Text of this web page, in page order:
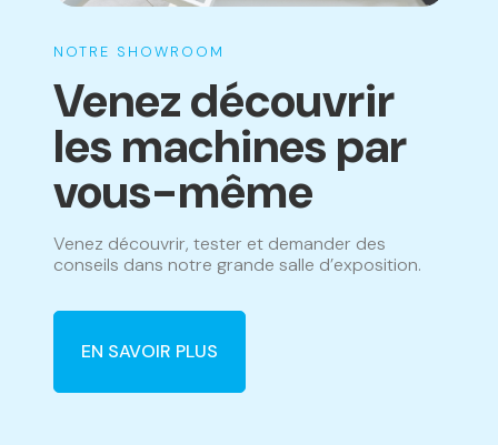
NOTRE SHOWROOM
Venez découvrir
les machines par
vous-même
Venez découvrir, tester et demander des
conseils dans notre grande salle d’exposition.
EN SAVOIR PLUS